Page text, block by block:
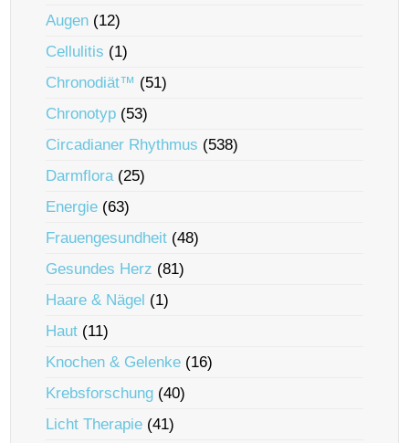
Augen (12)
Cellulitis (1)
Chronodiät™ (51)
Chronotyp (53)
Circadianer Rhythmus (538)
Darmflora(25)
Energie (63)
Frauengesundheit (48)
Gesundes Herz (81)
Haare & Nägel (1)
Haut (11)
Knochen & Gelenke (16)
Krebsforschung (40)
Licht Therapie (41)